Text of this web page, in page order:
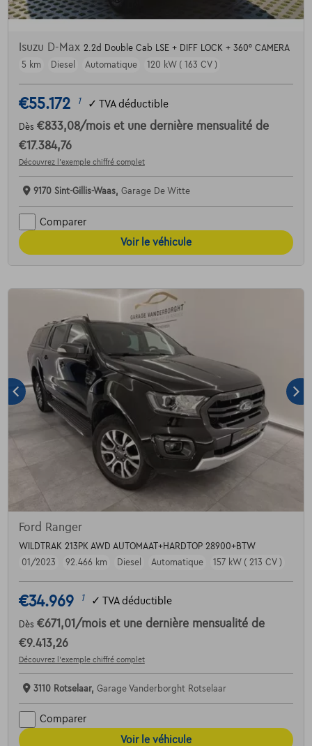
Isuzu D-Max 2.2d Double Cab LSE + DIFF LOCK + 360° CAMERA
5 km
Diesel Automatique 120 kW ( 163 CV )
€55.172 1 ✓ TVA déductible
Dès €833,08/mois et une dernière mensualité de
€17.384,76
Découvrez l’exemple chiffré complet
9170 Sint-Gillis-Waas, Garage De Witte
Comparer
Voir le véhicule
Ford Ranger
WILDTRAK 213PK AWD AUTOMAAT+HARDTOP 28900+BTW
01/2023
92.466 km Diesel Automatique 157 kW ( 213 CV )
€34.969 1 ✓ TVA déductible
Dès €671,01 /mois et une dernière mensualité de
€9.413,26
Découvrez l’exemple chiffré complet
3110 Rotselaar, Garage Vanderborght Rotselaar
Comparer
Voir le véhicule